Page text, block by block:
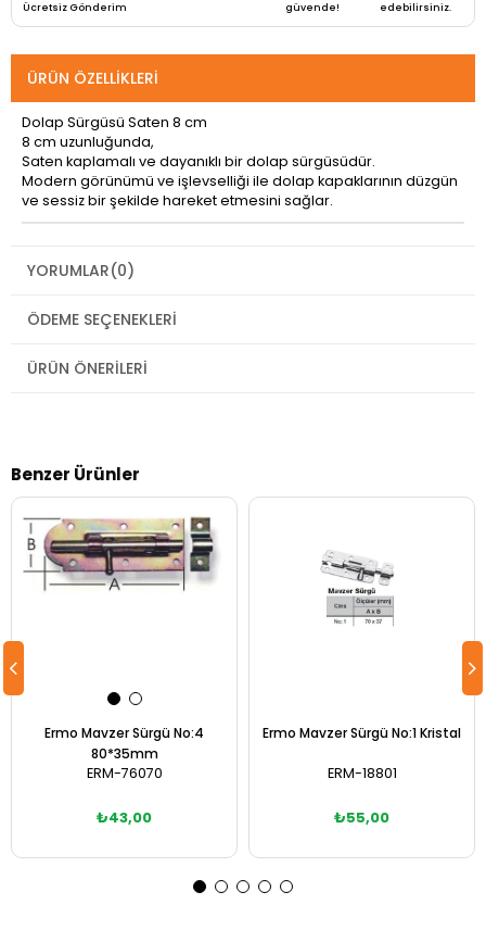
Ücretsiz Gönderim
güvende!
edebilirsiniz.
ÜRÜN ÖZELLIKLERI
Dolap Sürgüsü Saten 8 cm
8 cm uzunluğunda,
Saten kaplamalı ve dayanıklı bir dolap sürgüsüdür.
Modern görünümü ve işlevselliği ile dolap kapaklarının düzgün
ve sessiz bir şekilde hareket etmesini sağlar.
YORUMLAR(0)
ÖDEME SEÇENEKLERI
ÜRÜN ÖNERILERI
Benzer Ürünler
Ermo Mavzer Sürgü No:4
80*35mm
ERM-76070
₺43,00
Ermo Mavzer Sürgü No:1 Kristal
ERM-18801
₺55,00